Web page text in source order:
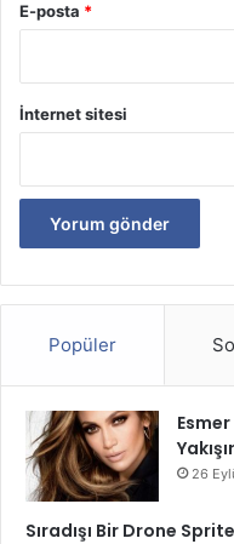
E-posta *
İnternet sitesi
Popüler
26
Sıradışı Bir Drone Sprite